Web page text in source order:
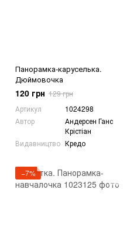
Панорамка-каруселька.
Дюймовочка
120 грн 129 грн
Артикул
1024298
Автор
Андерсен Ганс
Крістіан
Видавництво Кредо
−7%